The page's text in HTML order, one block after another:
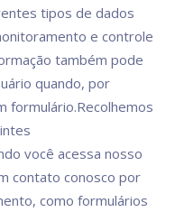
tipos de dados
e controle
também pode
quando, por
formulário.Recolhemos
você acessa nosso
contato conosco por
como formulários